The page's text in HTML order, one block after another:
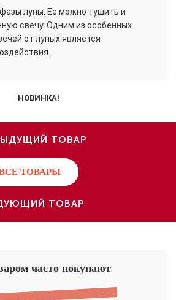
луны. Ее можно тушить и
свечу. Одним из особенных
от луных является
НОВИНКА!
ТОВАР
ТОВАРЫ
ТОВАР
часто покупают